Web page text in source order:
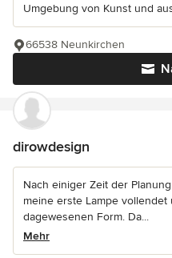
Umgebung von Kunst und
66538 Neunkirchen
dirowdesign
Nach einiger Zeit der
meine erste Lampe
dagewesenen Form. Da...
Mehr